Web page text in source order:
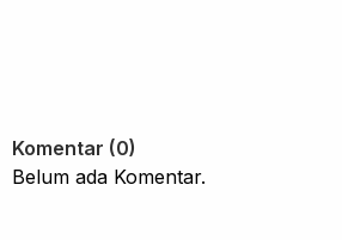
Komentar (0)
Belum ada Komentar.